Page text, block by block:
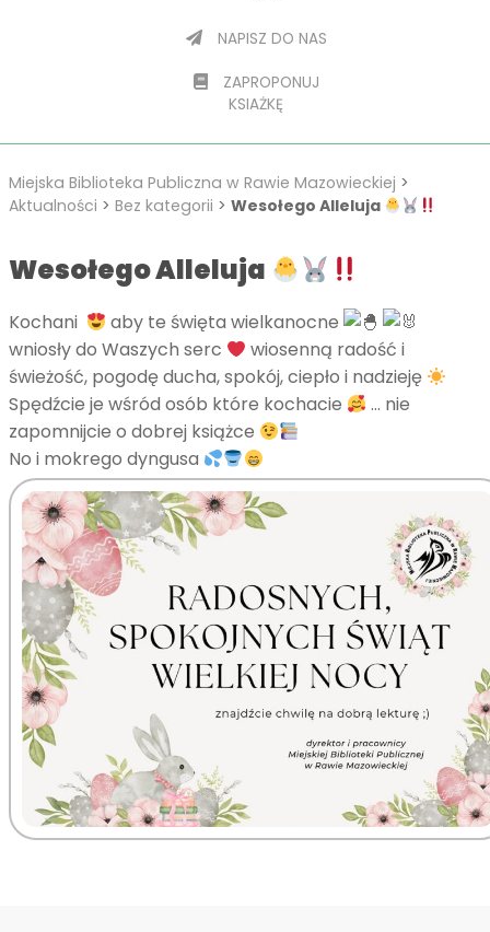
NAPISZ DO NAS
ZAPROPONUJ
KSIAŻKĘ
Miejska Biblioteka Publiczna w Rawie Mazowieckiej >
Aktualności > Bez kategorii > Wesołego Alleluja
Wesołego Alleluja
Kochani
aby te święta wielkanocne
wniosły do Waszych serc
wiosenną radość i
świeżość, pogodę ducha, spokój, ciepło i nadzieję
Spędźcie je wśród osób które kochacie
… nie
zapomnijcie o dobrej książce
No i mokrego dyngusa